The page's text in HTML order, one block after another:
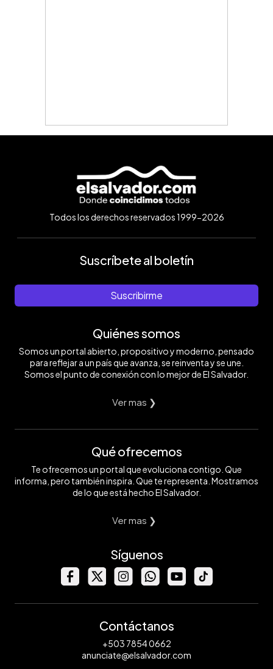
Todos los derechos reservados 1999-2026
Suscríbete al boletín
Suscribirme
Quiénes somos
Somos un portal abierto, propositivo y moderno, pensado
para reflejar a un país que avanza, se reinventa y se une.
Somos el punto de conexión con lo mejor de El Salvador.
Ver mas ❯
Qué ofrecemos
Te ofrecemos un portal que evoluciona contigo. Que
informa, pero también inspira. Que te representa. Mostramos
de lo que está hecho El Salvador.
Ver mas ❯
Síguenos
Contáctanos
+503 7854 0662
anunciate@elsalvador.com